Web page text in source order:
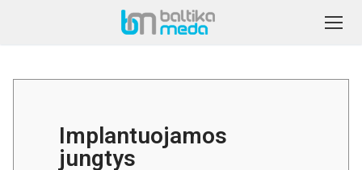
Implantuojamos
jungtys